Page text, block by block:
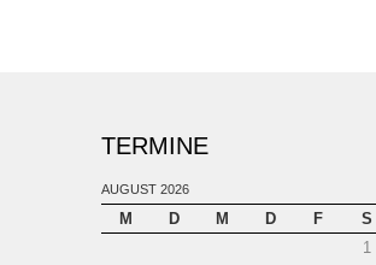
TERMINE
AUGUST 2026
M D M D F S
1